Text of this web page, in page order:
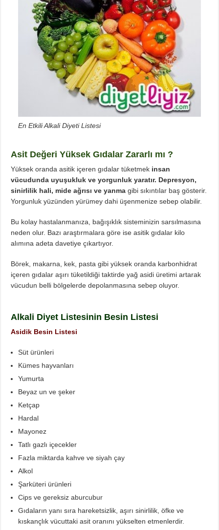
En Etkili Alkali Diyeti Listesi
Asit Değeri Yüksek Gıdalar Zararlı mı ?
Yüksek oranda asitik içeren gıdalar tüketmek insan
vücudunda uyuşukluk ve yorgunluk yaratır. Depresyon,
sinirlilik hali, mide ağrısı ve yanmagibi sıkıntılar baş gösterir.
Yorgunluk yüzünden yürümey dahi üşenmenize sebep olabilir.
Bu kolay hastalanmanıza, bağışıklık sisteminizin sarsılmasına
neden olur. Bazı araştırmalara göre ise asitik gıdalar kilo
alımına adeta davetiye çıkartıyor.
Börek, makarna, kek, pasta gibi yüksek oranda karbonhidrat
içeren gıdalar aşırı tüketildiği taktirde yağ asidi üretimi artarak
vücudun belli bölgelerde depolanmasına sebep oluyor.
Alkali Diyet Listesinin Besin Listesi
Asidik Besin Listesi
Süt ürünleri
Kümes hayvanları
Yumurta
Beyaz un ve şeker
Ketçap
Hardal
Mayonez
Tatlı gazlı içecekler
Fazla miktarda kahve ve siyah çay
Alkol
Şarküteri ürünleri
Cips ve gereksiz aburcubur
Gıdaların yanı sıra hareketsizlik, aşırı sinirlilik, öfke ve
kıskançlık vücuttaki asit oranını yükselten etmenlerdir.